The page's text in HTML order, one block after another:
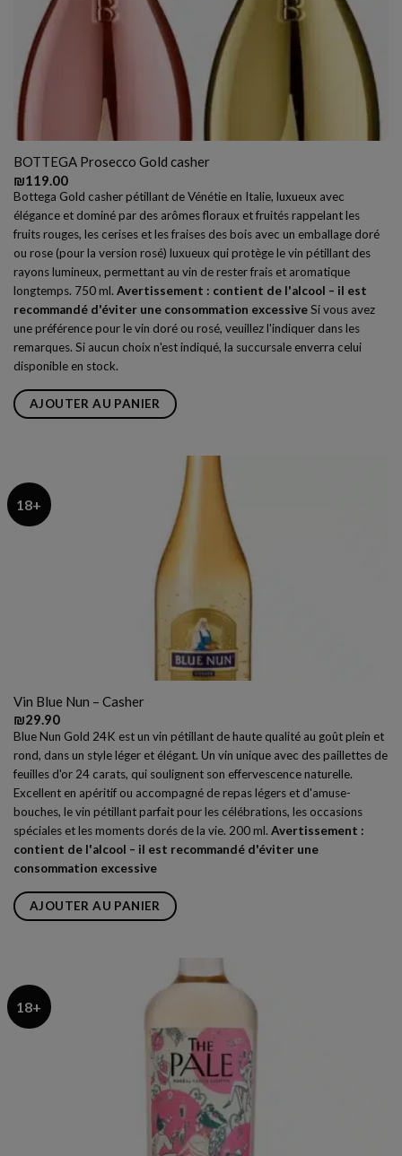
BOTTEGA Prosecco Gold casher
₪119.00
Bottega Gold casher pétillant de Vénétie en Italie, luxueux avec
élégance et dominé par des arômes floraux et fruités rappelant les
fruits rouges, les cerises et les fraises des bois avec un emballage doré
ou rose (pour la version rosé) luxueux qui protège le vin pétillant des
rayons lumineux, permettant au vin de rester frais et aromatique
longtemps. 750 ml. Avertissement : contient de l'alcool – il est
recommandé d'éviter une consommation excessiveSi vous avez
une préférence pour le vin doré ou rosé, veuillez l'indiquer dans les
remarques. Si aucun choix n'est indiqué, la succursale enverra celui
disponible en stock.
AJOUTER AU PANIER
18+
Vin Blue Nun – Casher
₪29.90
Blue Nun Gold 24K est un vin pétillant de haute qualité au goût plein et
rond, dans un style léger et élégant. Un vin unique avec des paillettes de
feuilles d'or 24 carats, qui soulignent son effervescence naturelle.
Excellent en apéritif ou accompagné de repas légers et d'amuse-
bouches, le vin pétillant parfait pour les célébrations, les occasions
spéciales et les moments dorés de la vie. 200 ml. Avertissement :
contient de l'alcool – il est recommandé d'éviter une
consommation excessive
AJOUTER AU PANIER
18+